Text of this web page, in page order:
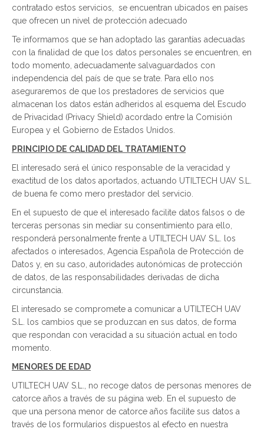
contratado estos servicios, se encuentran ubicados en países
que ofrecen un nivel de protección adecuado
Te informamos que se han adoptado las garantías adecuadas
con la finalidad de que los datos personales se encuentren, en
todo momento, adecuadamente salvaguardados con
independencia del país de que se trate. Para ello nos
aseguraremos de que los prestadores de servicios que
almacenan los datos están adheridos al esquema del Escudo
de Privacidad (Privacy Shield) acordado entre la Comisión
Europea y el Gobierno de Estados Unidos.
PRINCIPIO DE CALIDAD DEL TRATAMIENTO
El interesado será el único responsable de la veracidad y
exactitud de los datos aportados, actuando UTILTECH UAV S.L.
de buena fe como mero prestador del servicio.
En el supuesto de que el interesado facilite datos falsos o de
terceras personas sin mediar su consentimiento para ello,
responderá personalmente frente a UTILTECH UAV S.L. los
afectados o interesados, Agencia Española de Protección de
Datos y, en su caso, autoridades autonómicas de protección
de datos, de las responsabilidades derivadas de dicha
circunstancia.
El interesado se compromete a comunicar a UTILTECH UAV
S.L. los cambios que se produzcan en sus datos, de forma
que respondan con veracidad a su situación actual en todo
momento.
MENORES DE EDAD
UTILTECH UAV S.L., no recoge datos de personas menores de
catorce años a través de su página web. En el supuesto de
que una persona menor de catorce años facilite sus datos a
través de los formularios dispuestos al efecto en nuestra